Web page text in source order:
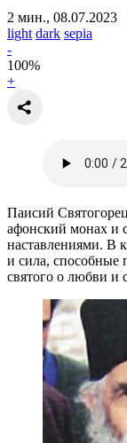
2 мин., 08.07.2023
light dark sepia
-
100%
+
Паисий
афонский монах и
наставлениями. В
и сила, способные
святого о любви и